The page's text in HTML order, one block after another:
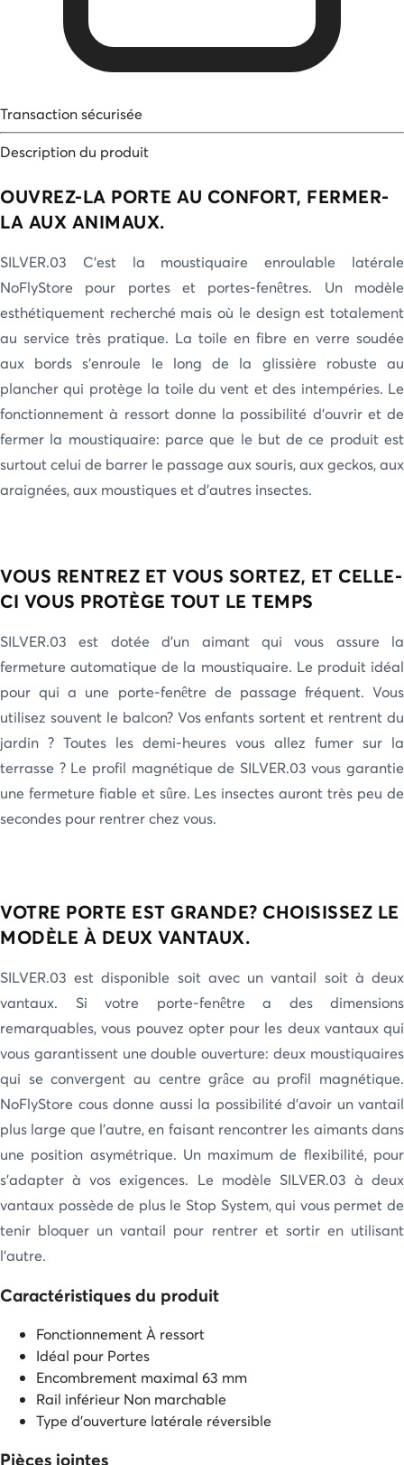
Transaction sécurisée
Description du produit
OUVREZ-LA PORTE AU CONFORT, FERMER-
LA AUX ANIMAUX.
SILVER.03 C’est la moustiquaire enroulable latérale
NoFlyStore pour portes et portes-fenêtres. Un modèle
esthétiquement recherché mais où le design est totalement
au service très pratique. La toile en fibre en verre soudée
aux bords s’enroule le long de la glissière robuste au
plancher qui protège la toile du vent et des intempéries. Le
fonctionnement à ressort donne la possibilité d’ouvrir et de
fermer la moustiquaire: parce que le but de ce produit est
surtout celui de barrer le passage aux souris, aux geckos, aux
araignées, aux moustiques et d’autres insectes.
VOUS RENTREZ ET VOUS SORTEZ, ET CELLE-
CI VOUS PROTÈGE TOUT LE TEMPS
SILVER.03 est dotée d’un aimant qui vous assure la
fermeture automatique de la moustiquaire. Le produit idéal
pour qui a une porte-fenêtre de passage fréquent. Vous
utilisez souvent le balcon? Vos enfants sortent et rentrent du
jardin ? Toutes les demi-heures vous allez fumer sur la
terrasse ? Le profil magnétique de SILVER.03 vous garantie
une fermeture fiable et sûre. Les insectes auront très peu de
secondes pour rentrer chez vous.
VOTRE PORTE EST GRANDE? CHOISISSEZ LE
MODÈLE À DEUX VANTAUX.
SILVER.03 est disponible soit avec un vantail soit à deux
vantaux. Si votre porte-fenêtre a des dimensions
remarquables, vous pouvez opter pour les deux vantaux qui
vous garantissent une double ouverture: deux moustiquaires
qui se convergent au centre grâce au profil magnétique.
NoFlyStore cous donne aussi la possibilité d’avoir un vantail
plus large que l’autre, en faisant rencontrer les aimants dans
une position asymétrique. Un maximum de flexibilité, pour
s’adapter à vos exigences. Le modèle SILVER.03 à deux
vantaux possède de plus le Stop System, qui vous permet de
tenir bloquer un vantail pour rentrer et sortir en utilisant
l’autre.
Caractéristiques du produit
Fonctionnement À ressort
Idéal pour Portes
Encombrement maximal 63 mm
Rail inférieur Non marchable
Type d'ouverture latérale réversible
Pièces jointes